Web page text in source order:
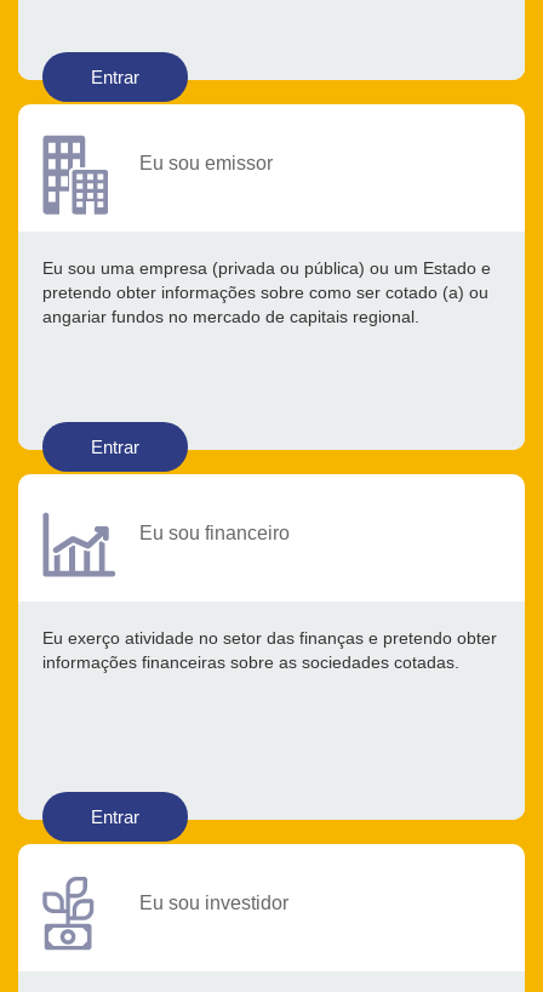
Entrar
Eu sou emissor
Eu sou uma empresa (privada ou pública) ou um Estado e
pretendo obter informações sobre como ser cotado (a) ou
angariar fundos no mercado de capitais regional.
Entrar
Eu sou financeiro
Eu exerço atividade no setor das finanças e pretendo obter
informações financeiras sobre as sociedades cotadas.
Entrar
Eu sou investidor